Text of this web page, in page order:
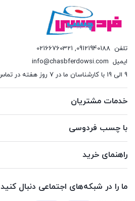
تلفن 09121940188
,
02166760321
ایمیل info@chasbferdowsi.com
9 الی 19 با کارشناسان ما در 7 روز هفته در تماس باشید.
خدمات مشتریان
با چسب فردوسی
راهنمای خرید
ما را در شبکه‌های اجتماعی دنبال کنید